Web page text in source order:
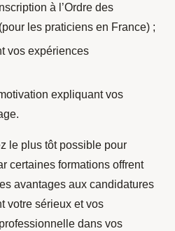
à l’Ordre des
les praticiens en France) ;
vos expériences
expliquant vos
le plus tôt possible pour
certaines formations offrent
avantages aux candidatures
votre sérieux et vos
dans vos